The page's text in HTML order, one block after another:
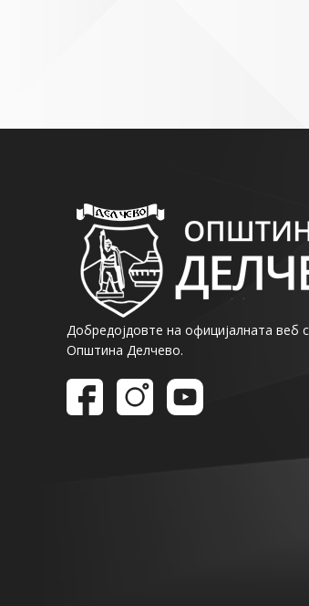
Добредојдовте на официјалната веб
Општина Делчево.